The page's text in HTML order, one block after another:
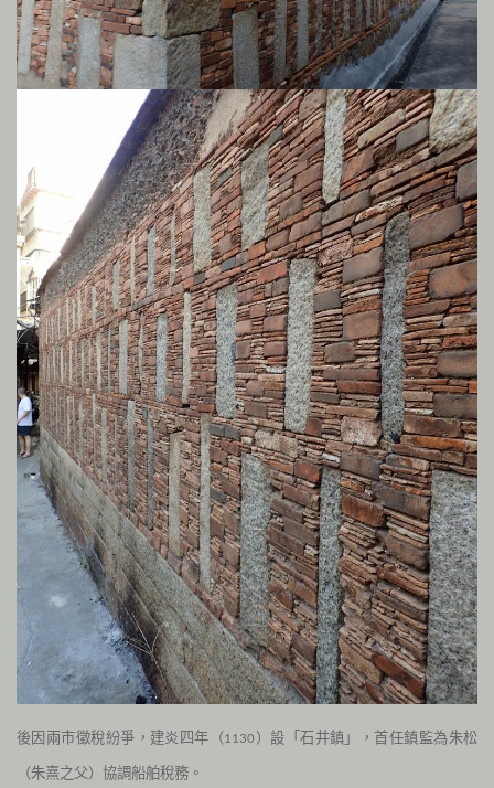
後因兩市徵稅紛爭，建炎四年（1130 ）設「石井鎮」，首任鎮監為朱松
（朱熹之父）協調船舶稅務。